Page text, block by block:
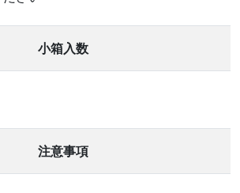
小箱入数
注意事項